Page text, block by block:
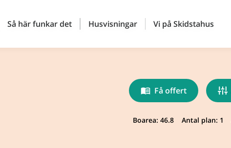
Så här funkar det Husvisningar Vi på Skidstahus
Få offert
Boarea: 46.8 Antal plan: 1